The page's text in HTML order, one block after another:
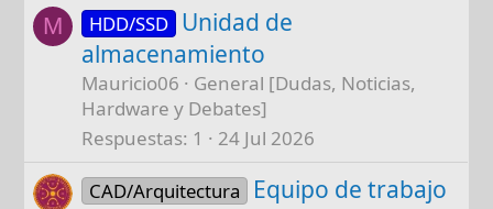
M HDD/SSD Unidad de
almacenamiento
Mauricio06
General [Dudas, Noticias,
Hardware y Debates]
Respuestas 1 24 Jul 2026
CAD/Arquitectura
Equipo de trabajo